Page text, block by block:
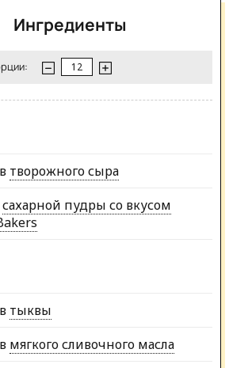
Ингредиенты
творожного сыра
сахарной пудры со вкусом
тыквы
мягкого сливочного масла